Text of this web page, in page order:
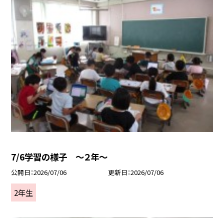
7/6学習の様子 ～２年～
公開日 2026/07/06 更新日 2026/07/06
2年生